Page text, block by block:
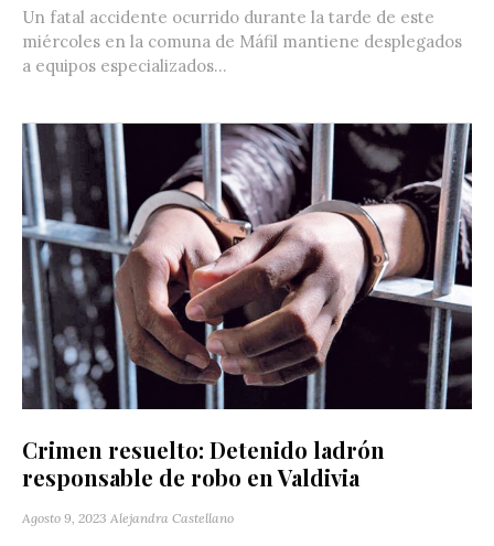
Un fatal accidente ocurrido durante la tarde de este
miércoles en la comuna de Máfil mantiene desplegados
a equipos especializados...
Crimen resuelto: Detenido ladrón
responsable de robo en Valdivia
Agosto 9, 2023 Alejandra Castellano